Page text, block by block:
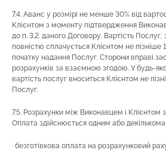
7.4. Аванс у розмірі не менше 30% від
Клієнтом з моменту підтвердження
до п. 3.2. даного Договору. Вартість Послуг,
повністю сплачується Клієнтом не пізніше
початку надання Послуг. Сторони вправі
розрахунків за взаємною згодою. У будь-
вартість послуг вноситься Клієнтом не
Послуг.
7.5. Розрахунки між Виконавцем і Клієнтом
Оплата здійснюється одним або
· безготівкова оплата на розрахунковий